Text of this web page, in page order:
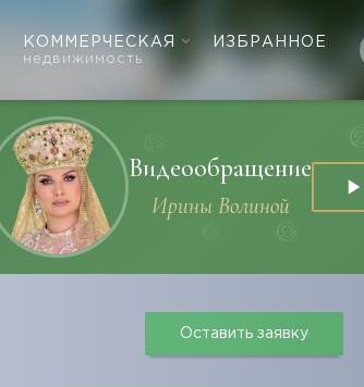
КОММЕРЧЕСКАЯ
недвижимость
ИЗБРАННОЕ
Видеообращение
Ирины Волиной
Оставить заявку